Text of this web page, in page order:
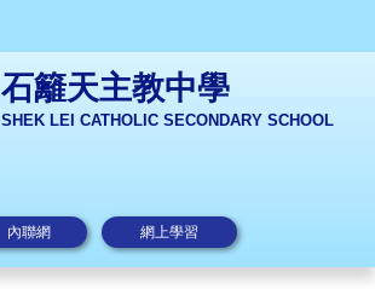
石籬天主教中學
SHEK LEI CATHOLIC SECONDARY SCHOOL
內聯網 網上學習